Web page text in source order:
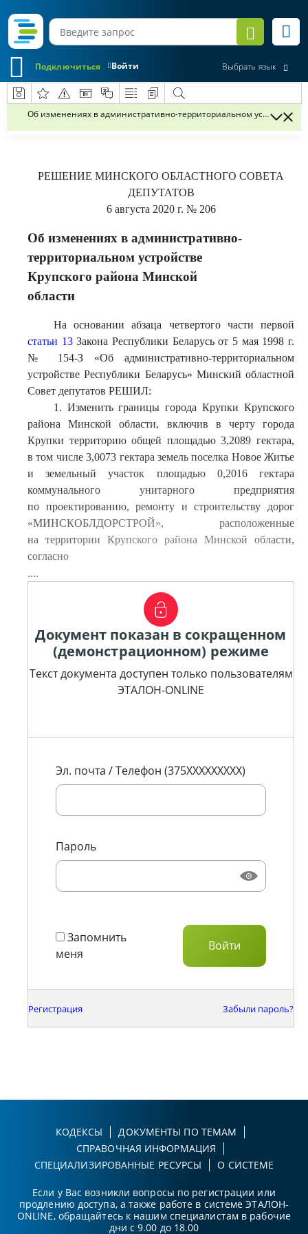
Войти
Подключиться Выбрать язык
Об изменениях в административно-территориальном устройстве
РЕШЕНИЕ МИНСКОГО ОБЛАСТНОГО СОВЕТА
ДЕПУТАТОВ
6 августа 2020 г. № 206
Об изменениях в административно-
территориальном устройстве
Крупского района Минской
области
На основании абзаца четвертого части первой
статьи 13Закона Республики Беларусь от 5 мая 1998 г.
№ 154-З «Об административно-территориальном
устройстве Республики Беларусь» Минский областной
Совет депутатов РЕШИЛ:
1. Изменить границы города Крупки Крупского
района Минской области, включив в черту города
Крупки территорию общей площадью 3,2089 гектара,
в том числе 3,0073 гектара земель поселка Новое Житье
и земельный участок площадью 0,2016 гектара
коммунального унитарного предприятия
по проектированию, ремонту и строительству дорог
«МИНСКОБЛДОРСТРОЙ», расположенные
на территории Крупского района Минской области,
согласно
....
Документ показан в сокращенном
(демонстрационном) режиме
Текст документа доступен только пользователям
ЭТАЛОН-ONLINE
Эл. почта / Телефон (375XXXXXXXXX)
Пароль
Запомнить
меня
Регистрация Забыли пароль?
КОДЕКСЫ
ДОКУМЕНТЫ ПО ТЕМАМ
СПРАВОЧНАЯ ИНФОРМАЦИЯ
СПЕЦИАЛИЗИРОВАННЫЕ РЕСУРСЫ
О СИСТЕМЕ
Если у Вас возникли вопросы по регистрации или
продлению доступа, а также работе в системе ЭТАЛОН-
ONLINE, обращайтесь к нашим специалистам в рабочие
дни с 9.00 до 18.00